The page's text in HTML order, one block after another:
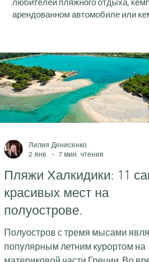
любителей пляжного отдыха,
арендованном автомобиле или
Пляжи Халкидики: 11
красивых мест на
полуострове.
Полуостров с тремя мысами
популярным летним курортом на
Лилия Денисенко
2 янв.
7 мин. чтения